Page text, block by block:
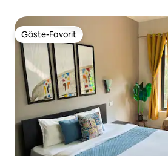
Gäste-Favorit
Gäste-Favorit